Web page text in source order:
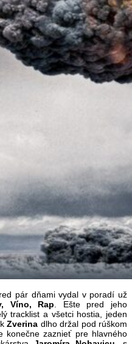
pár dňami vydal v poradí už
Víno, Rap . Ešte pred jeho
tracklist a všetci hostia, jeden
Zverina dlho držal pod rúškom
konečne zaznieť pre hlavného